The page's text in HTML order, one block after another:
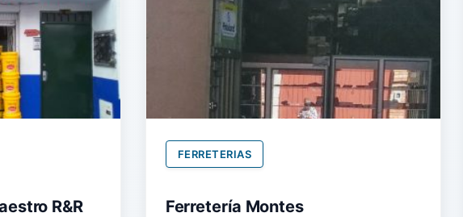
R&R
FERRETERIAS
Ferretería Montes